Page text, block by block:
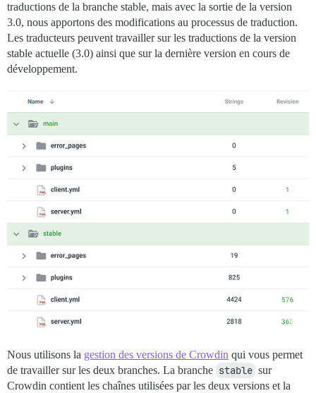
traductions de la branche stable, mais avec la sortie de la version
3.0, nous apportons des modifications au processus de traduction.
Les traducteurs peuvent travailler sur les traductions de la version
stable actuelle (3.0) ainsi que sur la dernière version en cours de
développement.
Nous utilisons la gestion des versions de Crowdin qui vous permet
de travailler sur les deux branches. La branche stable sur
Crowdin contient les chaînes utilisées par les deux versions et la